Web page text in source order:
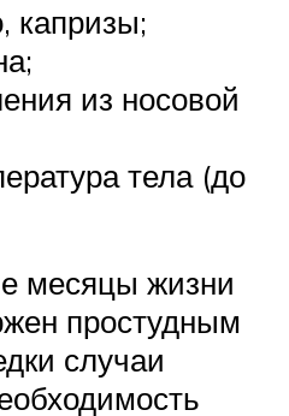
капризы;
из носовой
тела (до
месяцы жизни
простудным
случаи